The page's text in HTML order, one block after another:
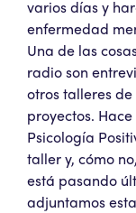
varios días y
enfermedad
Una de las
radio son
otros talleres de
proyectos.
Psicología
taller y, cómo
está pasando
adjuntamos